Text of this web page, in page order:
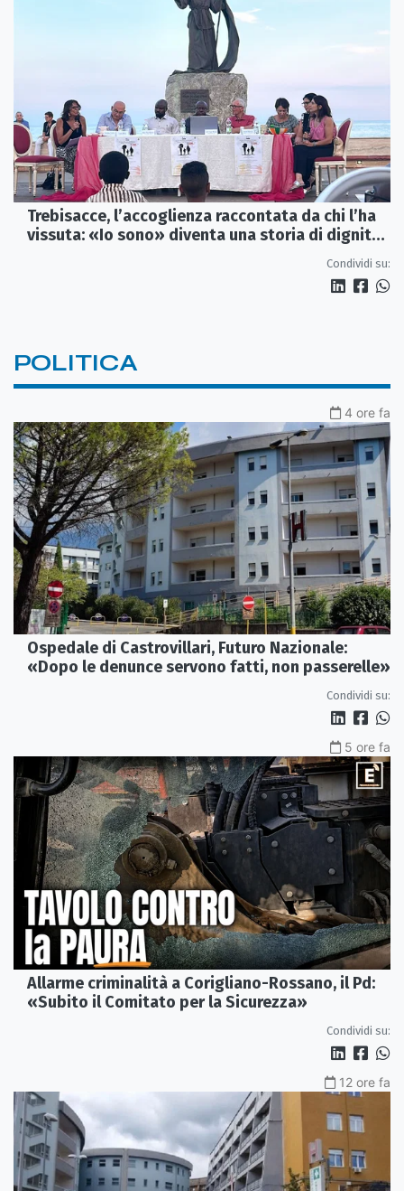
Trebisacce, l’accoglienza raccontata da chi l’ha
vissuta: «Io sono» diventa una storia di dignità
Condividi su:
POLITICA
4 ore fa
Ospedale di Castrovillari, Futuro Nazionale:
«Dopo le denunce servono fatti, non passerelle»
Condividi su:
5 ore fa
Allarme criminalità a Corigliano-Rossano, il Pd:
«Subito il Comitato per la Sicurezza»
Condividi su:
12 ore fa